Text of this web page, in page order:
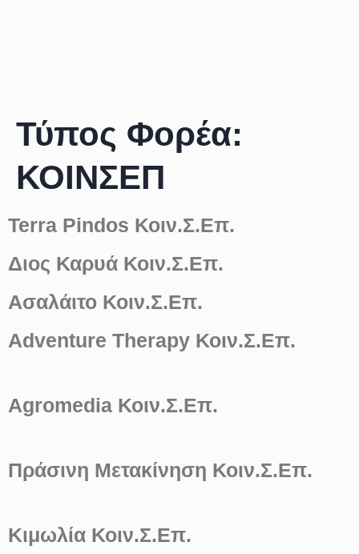
Τύπος Φορέα:
ΚΟΙΝΣΕΠ
Terra Pindos Κοιν.Σ.Επ.
Διος Καρυά Κοιν.Σ.Επ.
Ασαλάιτο Κοιν.Σ.Επ.
Adventure Therapy Κοιν.Σ.Επ.
Agromedia Κοιν.Σ.Επ.
Πράσινη Μετακίνηση Κοιν.Σ.Επ.
Κιμωλία Κοιν.Σ.Επ.